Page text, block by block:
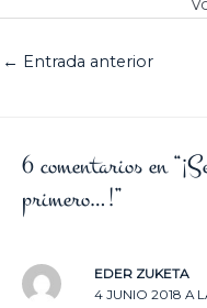
← Entrada anterior
6 comentarios en
primero…!”
EDER ZUKETA
4 JUNIO 2018 A